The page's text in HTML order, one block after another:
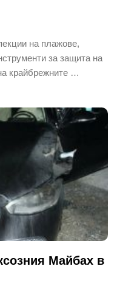
на плажове,
за защита на
крайбрежните …
Майбах в